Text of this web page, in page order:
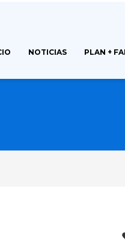
NOTICIAS PLAN +